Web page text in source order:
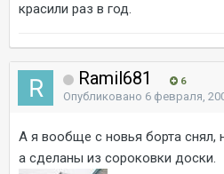
красили раз в год.
Ramil681 6
Опубликовано 6 февраля,
А я вообще с новья борта снял,
а сделаны из сороковки доски.